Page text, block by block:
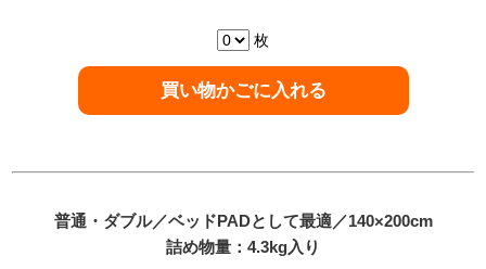
枚
普通 ・ダブル／ベッドPADとして最適／140×200cm
詰め物量：4.3kg入り